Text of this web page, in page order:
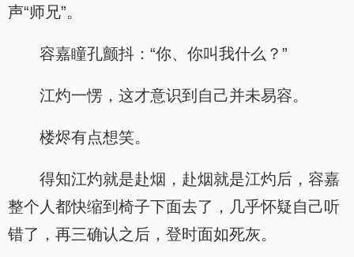
声“师兄”。
容嘉瞳孔颤抖：“你、你叫我什么？”
江灼一愣，这才意识到自己并未易容。
楼烬有点想笑。
得知江灼就是赴烟，赴烟就是江灼后，容嘉
整个人都快缩到椅子下面去了，几乎怀疑自己听
错了，再三确认之后，登时面如死灰。